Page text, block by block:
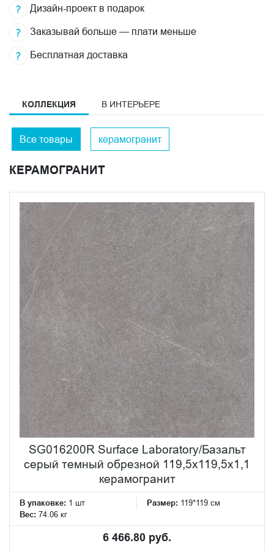
Дизайн-проект в подарок
Заказывай больше — плати меньше
Бесплатная доставка
КОЛЛЕКЦИЯ В ИНТЕРЬЕРЕ
Все товары керамогранит
КЕРАМОГРАНИТ
SG016200R Surface Laboratory/Базальт
серый темный обрезной 119,5x119,5x1,1
керамогранит
В упаковке: 1 шт Размер: 119*119 см
Вес: 74.06 кг
6 466.80 руб.